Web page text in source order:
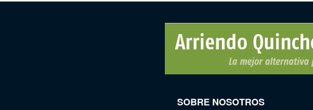
SOBRE NOSOTROS